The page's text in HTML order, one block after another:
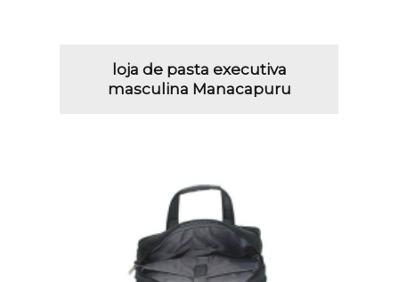
loja de pasta executiva
masculina Manacapuru